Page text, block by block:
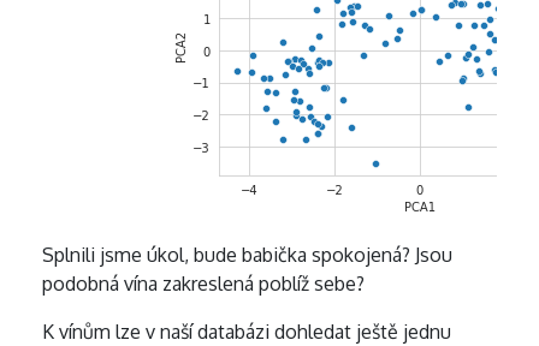
Splnili jsme úkol, bude babička spokojená? Jsou
podobná vína zakreslená poblíž sebe?
K vínům lze v naší databázi dohledat ještě jednu